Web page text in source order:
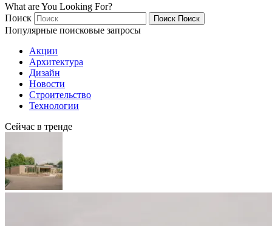
What are You Looking For?
Поиск
Поиск Поиск
Популярные поисковые запросы
Акции
Архитектура
Дизайн
Новости
Строительство
Технологии
Сейчас в тренде